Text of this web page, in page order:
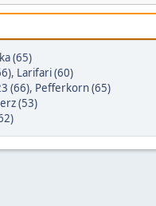
(65)
, Larifari (60)
(66), Pefferkorn (65)
(53)